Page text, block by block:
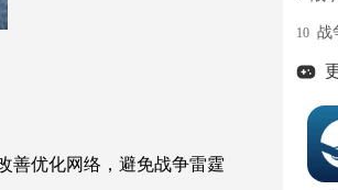
善优化网络，避免战争雷霆
10